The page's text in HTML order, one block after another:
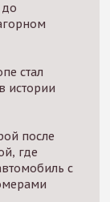
до
стал
истории
после
где
с